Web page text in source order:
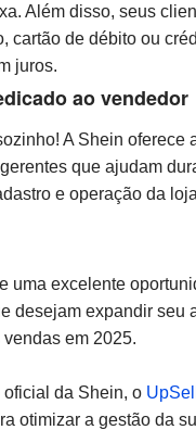
Além disso, seus
cartão de débito ou
juros.
ao vendedor
A Shein oferece
que ajudam
e operação da
uma excelente
desejam expandir seu
em 2025.
da Shein, o
otimizar a gestão da